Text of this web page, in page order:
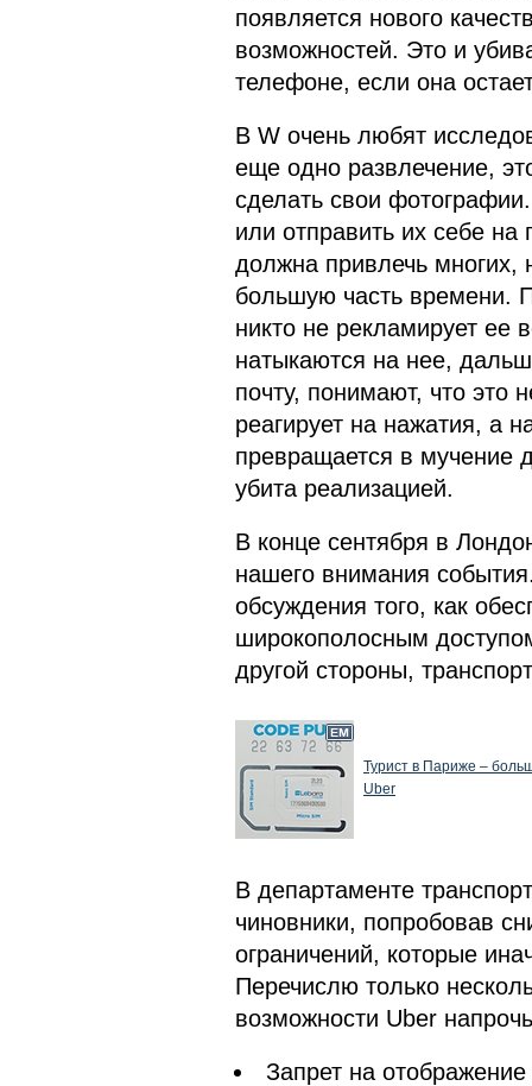
появляется нового
возможностей. Это и
телефоне, если она
В W очень любят
еще одно развлечение,
сделать свои
или отправить их себе на
должна привлечь многих,
большую часть времени.
никто не рекламирует ее
натыкаются на нее,
почту, понимают, что это
реагирует на нажатия, а
превращается в мучение
убита реализацией.
В конце сентября в
нашего внимания
обсуждения того, как
широкополосным
другой стороны,
Турист в Париже –
Uber
В департаменте
чиновники, попробовав
ограничений, которые
Перечислю только
возможности Uber
Запрет на